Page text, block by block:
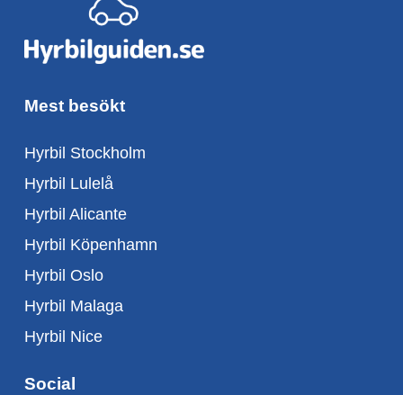
Mest besökt
Hyrbil Stockholm
Hyrbil Lulelå
Hyrbil Alicante
Hyrbil Köpenhamn
Hyrbil Oslo
Hyrbil Malaga
Hyrbil Nice
Social